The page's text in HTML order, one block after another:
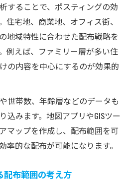
することで、ポスティングの効
住宅地、商業地、オフィス街、
地域特性に合わせた配布戦略を
例えば、ファミリー層が多い住
の内容を中心にするのが効果的
世帯数、年齢層などのデータも
込みます。地図アプリやGISツー
マップを作成し、配布範囲を可
率的な配布が可能になります。
配布範囲の考え方